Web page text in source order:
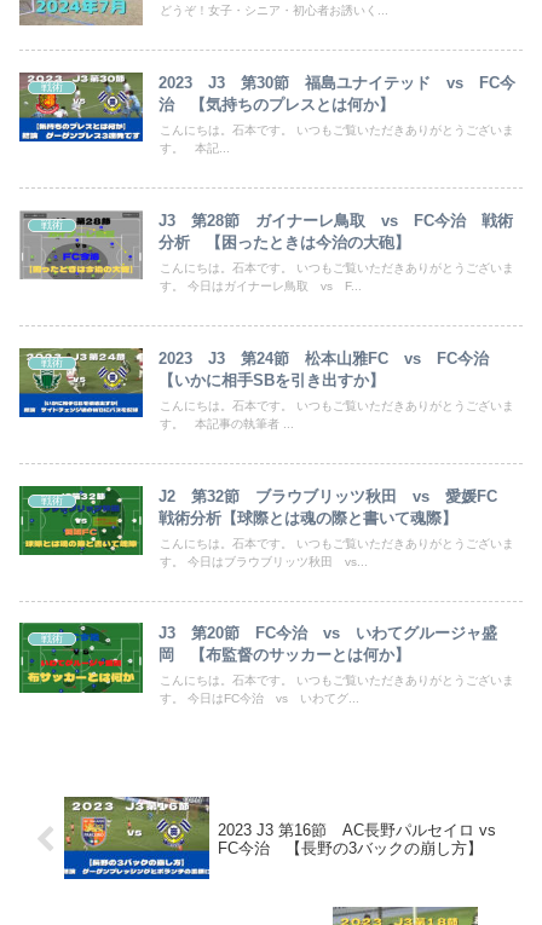
どうぞ！女子・シニア・初心者お誘いく...
戦術
2023 J3 第30節 福島ユナイテッド vs FC今
治 【気持ちのプレスとは何か】
こんにちは。石本です。 いつもご覧いただきありがとうございま
す。 本記...
戦術
J3 第28節 ガイナーレ鳥取 vs FC今治 戦術
分析 【困ったときは今治の大砲】
こんにちは。石本です。 いつもご覧いただきありがとうございま
す。 今日はガイナーレ鳥取 vs F...
戦術
2023 J3 第24節 松本山雅FC vs FC今治
【いかに相手SBを引き出すか】
こんにちは。石本です。 いつもご覧いただきありがとうございま
す。 本記事の執筆者 ...
戦術
J2 第32節 ブラウブリッツ秋田 vs 愛媛FC
戦術分析【球際とは魂の際と書いて魂際】
こんにちは。石本です。 いつもご覧いただきありがとうございま
す。 今日はブラウブリッツ秋田 vs...
戦術
J3 第20節 FC今治 vs いわてグルージャ盛
岡 【布監督のサッカーとは何か】
こんにちは。石本です。 いつもご覧いただきありがとうございま
す。 今日はFC今治 vs いわてグ...
2023 J3 第16節 AC長野パルセイロ vs
FC今治 【長野の3バックの崩し方】